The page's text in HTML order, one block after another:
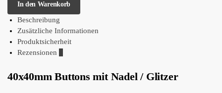
In den Warenkorb
Beschreibung
Zusätzliche Informationen
Produktsicherheit
Rezensionen
40x40mm Buttons mit Nadel / Glitzer